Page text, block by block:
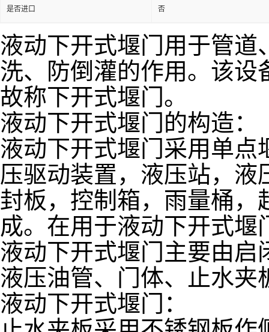
是否进口 否
液动下开式堰门用于管
洗、防倒灌的作用。该设
故称下开式堰门。
液动下开式堰门的构造：
液动下开式堰门采用单
压驱动装置，液压站，
封板，控制箱，雨量桶，
成。在用于液动下开式堰
液动下开式堰门主要由
液压油管、门体、止水夹
液动下开式堰门：